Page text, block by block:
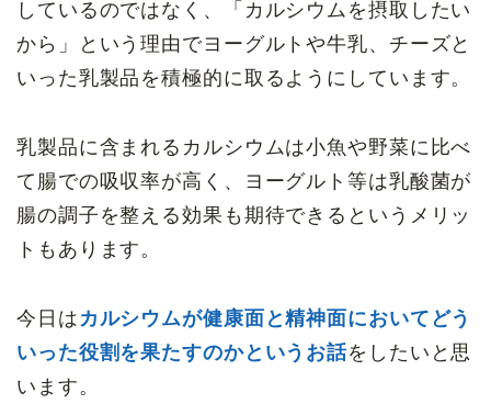
しているのではなく、「カルシウムを摂取したい
から」という理由でヨーグルトや牛乳、チーズと
いった乳製品を積極的に取るようにしています。
乳製品に含まれるカルシウムは小魚や野菜に比べ
て腸での吸収率が高く、ヨーグルト等は乳酸菌が
腸の調子を整える効果も期待できるというメリッ
トもあります。
今日は カルシウムが健康面と精神面においてどう
いった役割を果たすのかというお話をしたいと思
います。